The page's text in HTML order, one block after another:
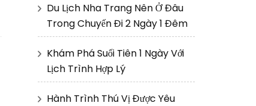
Du Lịch Nha Trang Nên Ở Đâu
Trong Chuyến Đi 2 Ngày 1 Đêm
Khám Phá Suối Tiên 1 Ngày Với
Lịch Trình Hợp Lý
Hành Trình Thú Vị Được Yêu